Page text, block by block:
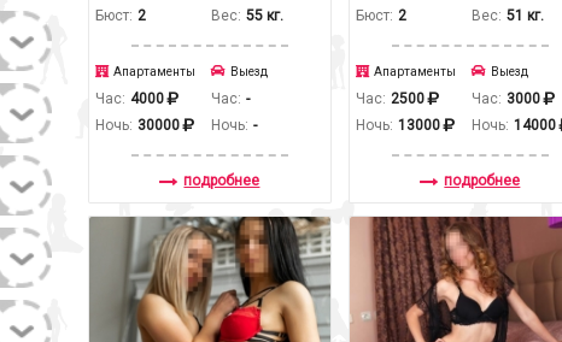
Бюст: 2
Вес: 55 кг.
Апартаменты
Час: 4000
Ночь: 30000
Выезд
Час: -
Ночь: -
подробнее
Бюст: 2
Вес: 51 кг.
Апартаменты
Час: 2500
Ночь: 13000
Выезд
Час: 3000
Ночь: 14000
подробнее